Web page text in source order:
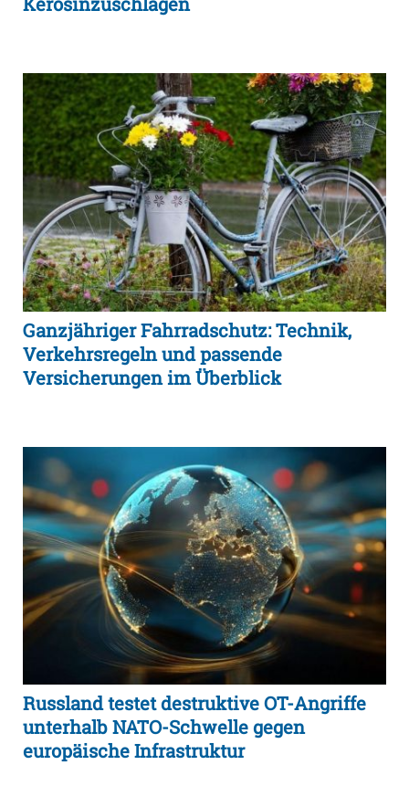
Ganzjähriger Fahrradschutz: Technik,
Verkehrsregeln und passende
Versicherungen im Überblick
Russland testet destruktive OT-Angriffe
unterhalb NATO-Schwelle gegen
europäische Infrastruktur